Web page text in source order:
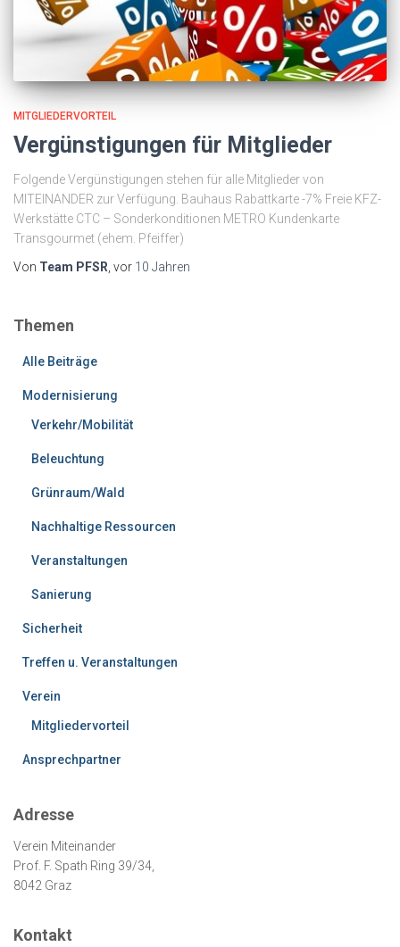
MITGLIEDERVORTEIL
Vergünstigungen für Mitglieder
Folgende Vergünstigungen stehen für alle Mitglieder von
MITEINANDER zur Verfügung. Bauhaus Rabattkarte -7% Freie KFZ-
Werkstätte CTC – Sonderkonditionen METRO Kundenkarte
Transgourmet (ehem. Pfeiffer)
Von Team PFSR , vor 10 Jahren
Themen
Alle Beiträge
Modernisierung
Verkehr/Mobilität
Beleuchtung
Grünraum/Wald
Nachhaltige Ressourcen
Veranstaltungen
Sanierung
Sicherheit
Treffen u. Veranstaltungen
Verein
Mitgliedervorteil
Ansprechpartner
Adresse
Verein Miteinander
Prof. F. Spath Ring 39/34,
8042 Graz
Kontakt